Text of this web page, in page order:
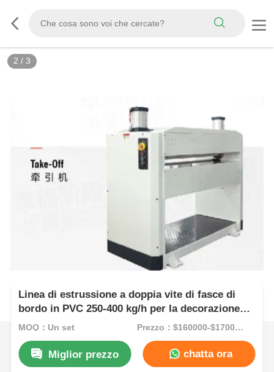
2 / 3
Linea di estrussione a doppia vite di fasce di
bordo in PVC 250-400 kg/h per la decorazione
dei mobili
MOQ：Un set Prezzo：$160000-$170000
Miglior prezzo chatta ora